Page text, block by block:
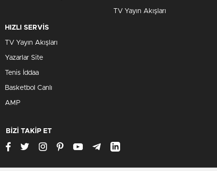
TV Yayın Akışları
HIZLI SERVİS
TV Yayın Akışları
Yazarlar Site
Tenis İddaa
Basketbol Canlı
AMP
BİZİ TAKİP ET